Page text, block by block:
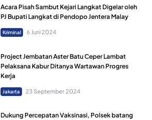
Acara Pisah Sambut Kejari Langkat Digelar oleh
PJ Bupati Langkat di Pendopo Jentera Malay
Kriminal 6 Juni 2024
Project Jembatan Aster Batu Ceper Lambat
Pelaksana Kabur Ditanya Wartawan Progres
Kerja
Jakarta 23 September 2024
Dukung Percepatan Vaksinasi, Polsek batang